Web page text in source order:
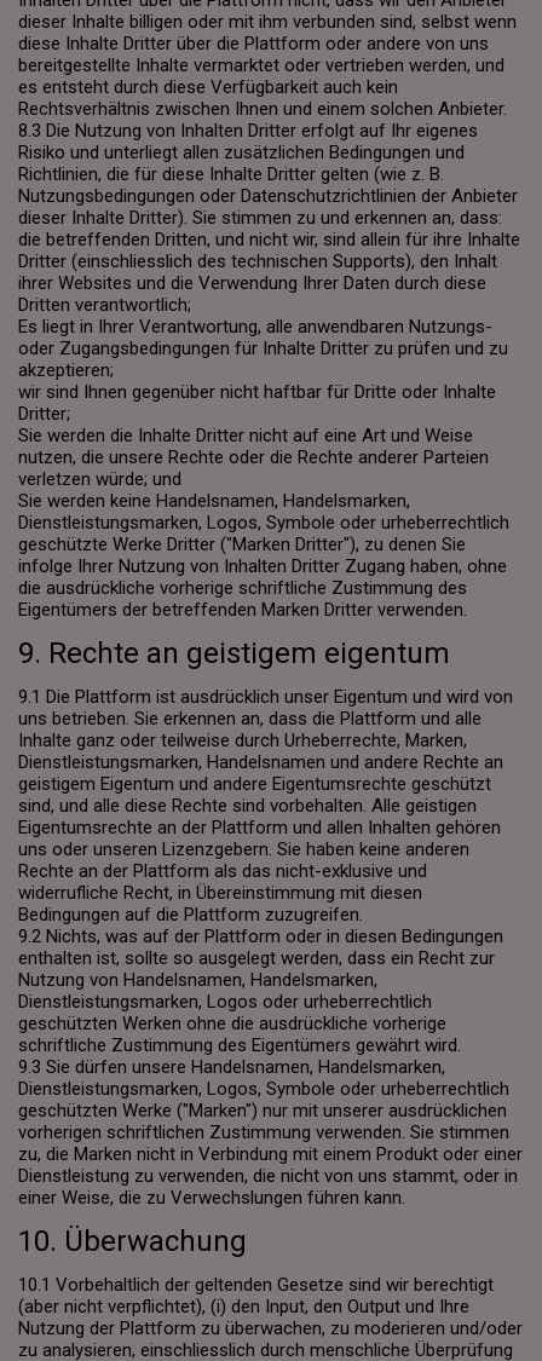
dieser Inhalte billigen oder mit ihm verbunden sind, selbst wenn
diese Inhalte Dritter über die Plattform oder andere von uns
bereitgestellte Inhalte vermarktet oder vertrieben werden, und
es entsteht durch diese Verfügbarkeit auch kein
Rechtsverhältnis zwischen Ihnen und einem solchen Anbieter.
8.3 Die Nutzung von Inhalten Dritter erfolgt auf Ihr eigenes
Risiko und unterliegt allen zusätzlichen Bedingungen und
Richtlinien, die für diese Inhalte Dritter gelten (wie z. B.
Nutzungsbedingungen oder Datenschutzrichtlinien der Anbieter
dieser Inhalte Dritter). Sie stimmen zu und erkennen an, dass:
die betreffenden Dritten, und nicht wir, sind allein für ihre Inhalte
Dritter (einschliesslich des technischen Supports), den Inhalt
ihrer Websites und die Verwendung Ihrer Daten durch diese
Dritten verantwortlich;
Es liegt in Ihrer Verantwortung, alle anwendbaren Nutzungs-
oder Zugangsbedingungen für Inhalte Dritter zu prüfen und zu
akzeptieren;
wir sind Ihnen gegenüber nicht haftbar für Dritte oder Inhalte
Dritter;
Sie werden die Inhalte Dritter nicht auf eine Art und Weise
nutzen, die unsere Rechte oder die Rechte anderer Parteien
verletzen würde; und
Sie werden keine Handelsnamen, Handelsmarken,
Dienstleistungsmarken, Logos, Symbole oder urheberrechtlich
geschützte Werke Dritter ("Marken Dritter"), zu denen Sie
infolge Ihrer Nutzung von Inhalten Dritter Zugang haben, ohne
die ausdrückliche vorherige schriftliche Zustimmung des
Eigentümers der betreffenden Marken Dritter verwenden.
9. Rechte an geistigem eigentum
9.1 Die Plattform ist ausdrücklich unser Eigentum und wird von
uns betrieben. Sie erkennen an, dass die Plattform und alle
Inhalte ganz oder teilweise durch Urheberrechte, Marken,
Dienstleistungsmarken, Handelsnamen und andere Rechte an
geistigem Eigentum und andere Eigentumsrechte geschützt
sind, und alle diese Rechte sind vorbehalten. Alle geistigen
Eigentumsrechte an der Plattform und allen Inhalten gehören
uns oder unseren Lizenzgebern. Sie haben keine anderen
Rechte an der Plattform als das nicht-exklusive und
widerrufliche Recht, in Übereinstimmung mit diesen
Bedingungen auf die Plattform zuzugreifen.
9.2 Nichts, was auf der Plattform oder in diesen Bedingungen
enthalten ist, sollte so ausgelegt werden, dass ein Recht zur
Nutzung von Handelsnamen, Handelsmarken,
Dienstleistungsmarken, Logos oder urheberrechtlich
geschützten Werken ohne die ausdrückliche vorherige
schriftliche Zustimmung des Eigentümers gewährt wird.
9.3 Sie dürfen unsere Handelsnamen, Handelsmarken,
Dienstleistungsmarken, Logos, Symbole oder urheberrechtlich
geschützten Werke ("Marken") nur mit unserer ausdrücklichen
vorherigen schriftlichen Zustimmung verwenden. Sie stimmen
zu, die Marken nicht in Verbindung mit einem Produkt oder einer
Dienstleistung zu verwenden, die nicht von uns stammt, oder in
einer Weise, die zu Verwechslungen führen kann.
10. Überwachung
10.1 Vorbehaltlich der geltenden Gesetze sind wir berechtigt
(aber nicht verpflichtet), (i) den Input, den Output und Ihre
Nutzung der Plattform zu überwachen, zu moderieren und/oder
zu analysieren, einschliesslich durch menschliche Überprüfung